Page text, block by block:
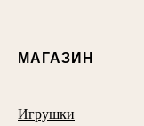
МАГАЗИН
Игрушки